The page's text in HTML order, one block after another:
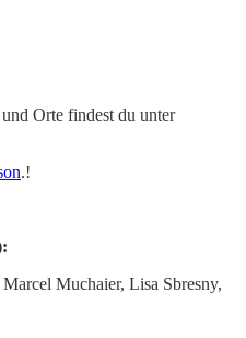
Orte findest du unter
.!
Muchaier, Lisa Sbresny,